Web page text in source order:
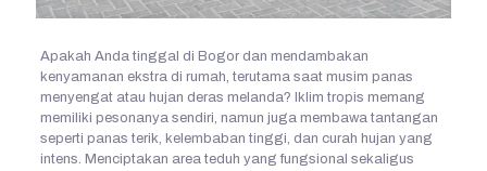
Apakah Anda tinggal di Bogor dan mendambakan
kenyamanan ekstra di rumah, terutama saat musim panas
menyengat atau hujan deras melanda? Iklim tropis memang
memiliki pesonanya sendiri, namun juga membawa tantangan
seperti panas terik, kelembaban tinggi, dan curah hujan yang
intens. Menciptakan area teduh yang fungsional sekaligus